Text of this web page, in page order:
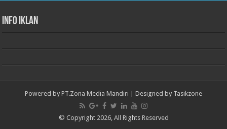
Info Iklan
Powered by PT.Zona Media Mandiri | Designed by Tasikzone
© Copyright 2026, All Rights Reserved